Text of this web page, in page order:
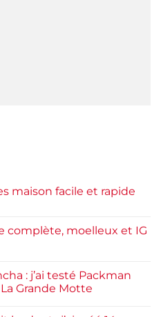
maison facile et rapide
complète, moelleux et IG
: j’ai testé Packman
Grande Motte